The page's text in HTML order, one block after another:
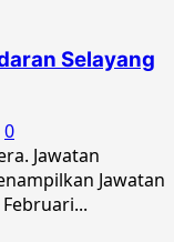
Selayang
0
Jawatan
Jawatan